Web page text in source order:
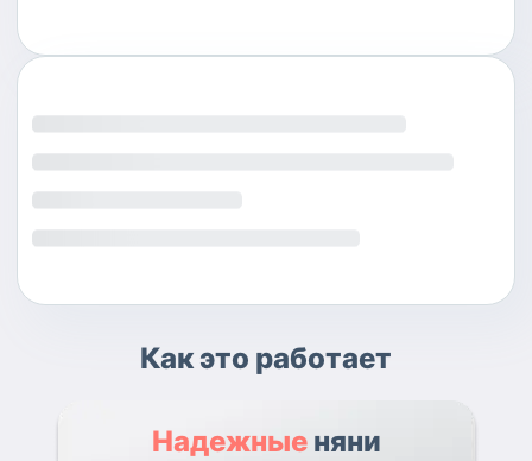
Как это работает
Надежные няни